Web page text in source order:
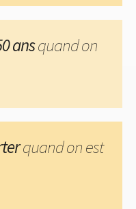
ansquand on
quand on est